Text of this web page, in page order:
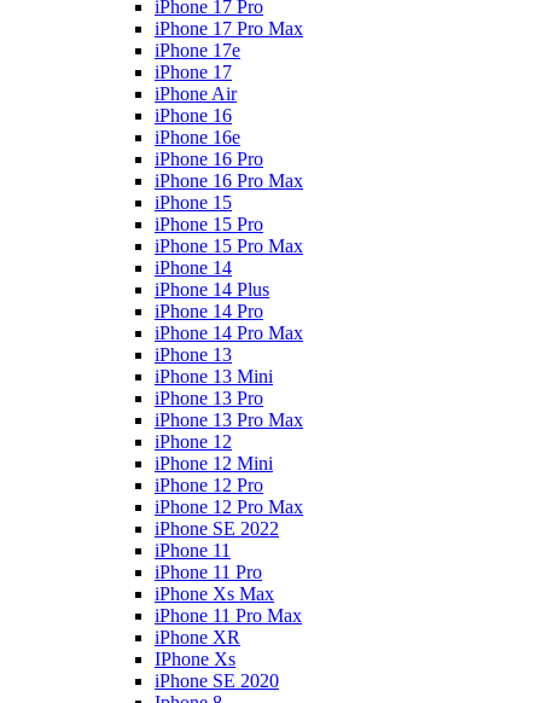
iPhone 17 Pro
iPhone 17 Pro Max
iPhone 17e
iPhone 17
iPhone Air
iPhone 16
iPhone 16e
iPhone 16 Pro
iPhone 16 Pro Max
iPhone 15
iPhone 15 Pro
iPhone 15 Pro Max
iPhone 14
iPhone 14 Plus
iPhone 14 Pro
iPhone 14 Pro Max
iPhone 13
iPhone 13 Mini
iPhone 13 Pro
iPhone 13 Pro Max
iPhone 12
iPhone 12 Mini
iPhone 12 Pro
iPhone 12 Pro Max
iPhone SE 2022
iPhone 11
iPhone 11 Pro
iPhone Xs Max
iPhone 11 Pro Max
iPhone XR
IPhone Xs
iPhone SE 2020